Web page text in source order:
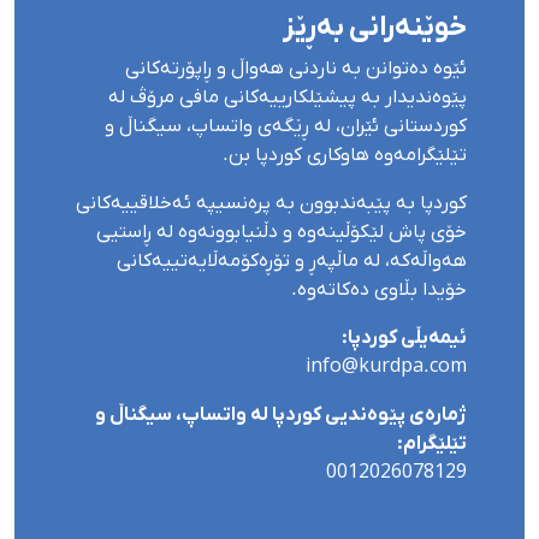
خوێنەرانی بەڕێز
ئێوە دەتوانن بە ناردنی هەواڵ و ڕاپۆرتەکانی
پێوەندیدار بە پیشێلکارییەکانی مافی مرۆڤ لە
کوردستانی ئێران، لە ڕێگەی واتساپ، سیگناڵ و
تێلێگرامەوە هاوکاری کوردپا بن.
کوردپا بە پێبەندبوون بە پرەنسیپە ئەخلاقییەکانی
خۆی پاش لێکۆڵینەوە و دڵنیابوونەوە لە ڕاستیی
هەواڵەکە، لە ماڵپەڕ و تۆڕەکۆمەڵایەتییەکانی
خۆیدا بڵاوی دەکاتەوە.
ئیمەیڵی کوردپا:
info@kurdpa.com
ژمارەی پێوەندیی کوردپا لە واتساپ، سیگناڵ و
تێلێگرام:
0012026078129